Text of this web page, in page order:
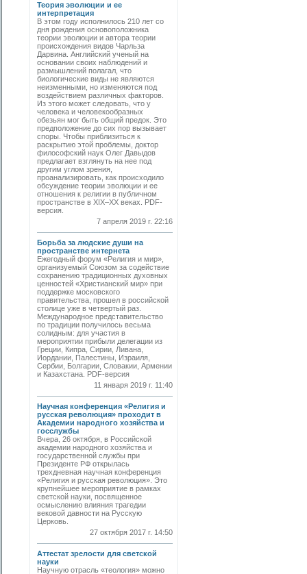
Теория эволюции и ее
интерпретация
В этом году исполнилось 210 лет со
дня рождения основоположника
теории эволюции и автора теории
происхождения видов Чарльза
Дарвина. Английский ученый на
основании своих наблюдений и
размышлений полагал, что
биологические виды не являются
неизменными, но изменяются под
воздействием различных факторов.
Из этого может следовать, что у
человека и человекообразных
обезьян мог быть общий предок. Это
предположение до сих пор вызывает
споры. Чтобы приблизиться к
раскрытию этой проблемы, доктор
философский наук Олег Давыдов
предлагает взглянуть на нее под
другим углом зрения,
проанализировать, как происходило
обсуждение теории эволюции и ее
отношения к религии в публичном
пространстве в XIX–ХХ веках. PDF-
версия.
7 апреля 2019 г. 22:16
Борьба за людские души на
пространстве интернета
Ежегодный форум «Религия и мир»,
организуемый Со­юзом за содействие
сохранению традиционных духовных
ценностей «Христианский мир» при
поддержке московского
правительства, прошел в российской
столице уже в четвертый раз.
Международное представительство
по традиции получилось весьма
солидным: для участия в
мероприятии прибыли делегации из
Греции, Кипра, Сирии, Ливана,
Иордании, Палестины, Израиля,
Сербии, Болгарии, Словакии, Армении
и Казахстана. PDF-версия
11 января 2019 г. 11:40
Научная конференция «Религия и
русская революция» проходит в
Академии народного хозяйства и
госслужбы
Вчера, 26 октября, в Российской
академии народного хозяйства и
государственной службы при
Президенте РФ открылась
трехдневная научная конференция
«Религия и русская революция». Это
крупнейшее мероприятие в рамках
светской науки, посвященное
осмыслению влияния трагедии
вековой давности на Русскую
Церковь.
27 октября 2017 г. 14:50
Аттестат зрелости для светской
науки
Научную отрасль «теология» можно